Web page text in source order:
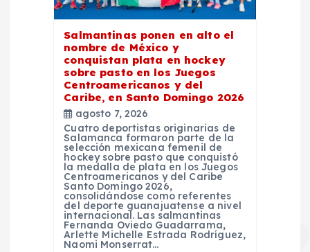
Salmantinas ponen en alto el
nombre de México y
conquistan plata en hockey
sobre pasto en los Juegos
Centroamericanos y del
Caribe, en Santo Domingo 2026
agosto 7, 2026
Cuatro deportistas originarias de
Salamanca formaron parte de la
selección mexicana femenil de
hockey sobre pasto que conquistó
la medalla de plata en los Juegos
Centroamericanos y del Caribe
Santo Domingo 2026,
consolidándose como referentes
del deporte guanajuatense a nivel
internacional. Las salmantinas
Fernanda Oviedo Guadarrama,
Arlette Michelle Estrada Rodríguez,
Naomi Monserrat…